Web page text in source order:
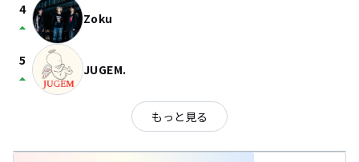
4
arrow_drop_up Zoku
5
arrow_drop_up JUGEM.
もっと見る